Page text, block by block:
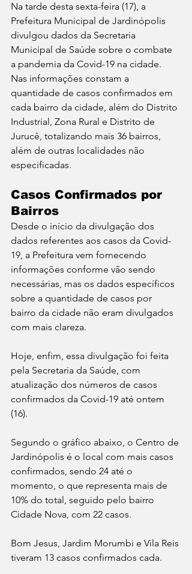
Na tarde desta sexta-feira (17), a
Prefeitura Municipal de Jardinópolis
divulgou dados da Secretaria
Municipal de Saúde sobre o combate
a pandemia da Covid-19 na cidade.
Nas informações constam a
quantidade de casos confirmados em
cada bairro da cidade, além do Distrito
Industrial, Zona Rural e Distrito de
Jurucê, totalizando mais 36 bairros,
além de outras localidades não
especificadas.
Casos Confirmados por
Bairros
Desde o início da divulgação dos
dados referentes aos casos da Covid-
19, a Prefeitura vem fornecendo
informações conforme vão sendo
necessárias, mas os dados específicos
sobre a quantidade de casos por
bairro da cidade não eram divulgados
com mais clareza.
Hoje, enfim, essa divulgação foi feita
pela Secretaria da Saúde, com
atualização dos números de casos
confirmados da Covid-19 até ontem
(16).
Segundo o gráfico abaixo, o Centro de
Jardinópolis é o local com mais casos
confirmados, sendo 24 até o
momento, o que representa mais de
10% do total, seguido pelo bairro
Cidade Nova, com 22 casos.
Bom Jesus, Jardim Morumbi e Vila Reis
tiveram 13 casos confirmados cada.